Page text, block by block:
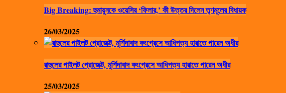
Big Breaking: হুমায়ুনকে ওয়েসির ‘ফিলার,’ কী উত্তর দিলেন তৃণমূলের বিধায়ক
26/03/2025
রাহুলের পাইলট প্রোজেক্ট, মুর্শিদাবাদ কংগ্রেসে আধিপত্য হারাতে পারেন অধীর
25/03/2025